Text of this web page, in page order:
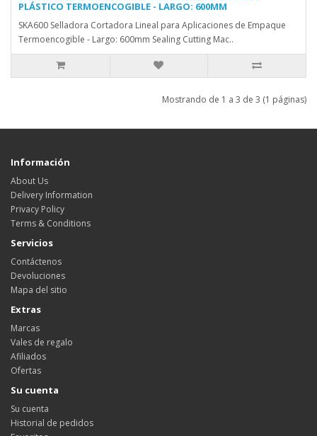
PLÁSTICO TERMOENCOGIBLE - LARGO: 600MM
SKA600 Selladora Cortadora Lineal para Aplicaciones de Empaque
Termoencogible - Largo: 600mm Sealing Cutting Mac..
Mostrando de 1 a 3 de 3 (1 páginas)
Información
About Us
Delivery Information
Privacy Policy
Terms & Conditions
Servicios
Contáctenos
Devoluciones
Mapa del sitio
Extras
Marcas
Vales de regalo
Afiliados
Ofertas
Su cuenta
Su cuenta
Historial de pedidos